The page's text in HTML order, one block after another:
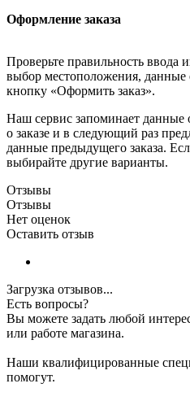
Оформление заказа
Проверьте правильность ввода
выбор местоположения,
кнопку «Оформить заказ».
Наш сервис запоминает данные
о заказе и в следующий раз
данные предыдущего заказа.
выбирайте другие варианты.
Отзывы
Отзывы
Нет оценок
Оставить отзыв
Загрузка отзывов...
Есть вопросы?
Вы можете задать любой
или работе магазина.
Наши квалифицированные
помогут.